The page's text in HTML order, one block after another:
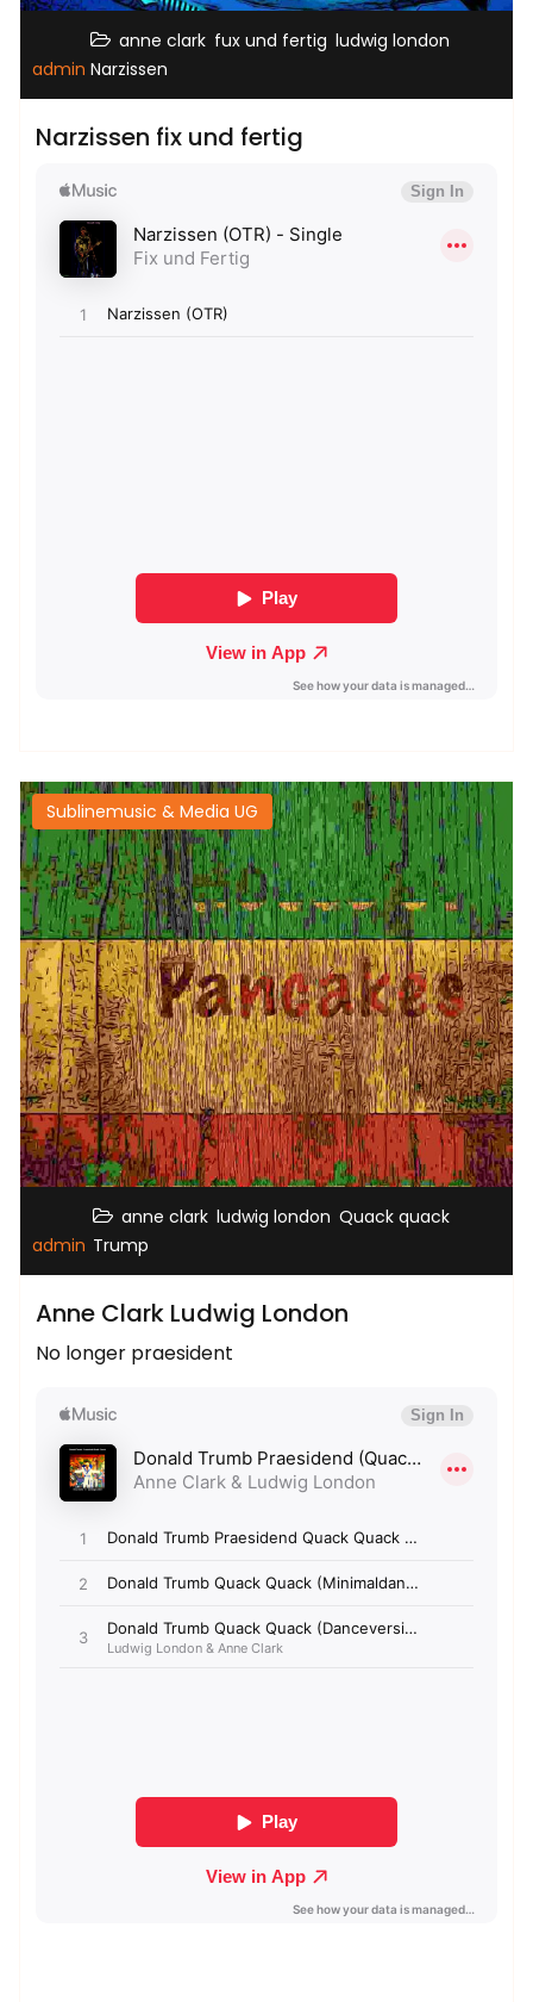
admin
anne clark, fux und fertig ludwig london
Narzissen
Narzissen fix und fertig
Sublinemusic & Media UG
admin
anne clark ,ludwig london ,Quack quack
Trump
Anne Clark Ludwig London
No longer praesident